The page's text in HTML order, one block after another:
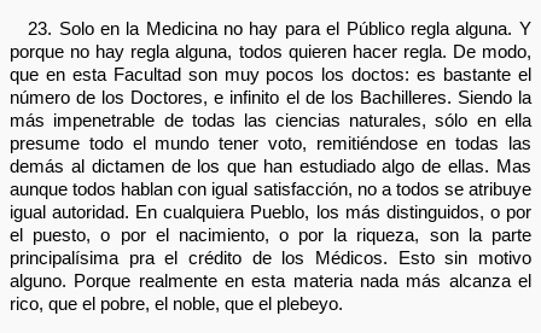
23. Solo en la Medicina no hay para el Público regla alguna. Y
porque no hay regla alguna, todos quieren hacer regla. De modo,
que en esta Facultad son muy pocos los doctos: es bastante el
número de los Doctores, e infinito el de los Bachilleres. Siendo la
más impenetrable de todas las ciencias naturales, sólo en ella
presume todo el mundo tener voto, remitiéndose en todas las
demás al dictamen de los que han estudiado algo de ellas. Mas
aunque todos hablan con igual satisfacción, no a todos se atribuye
igual autoridad. En cualquiera Pueblo, los más distinguidos, o por
el puesto, o por el nacimiento, o por la riqueza, son la parte
principalísima pra el crédito de los Médicos. Esto sin motivo
alguno. Porque realmente en esta materia nada más alcanza el
rico, que el pobre, el noble, que el plebeyo.